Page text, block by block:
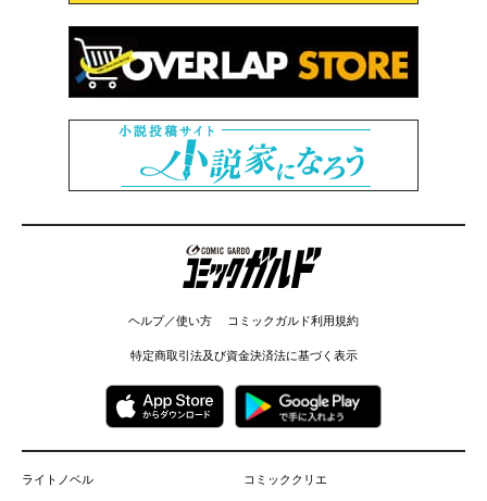
コミックガルド
ヘルプ／使い方 コミックガルド利用規約
特定商取引法及び資金決済法に基づく表示
ライトノベル コミッククリエ